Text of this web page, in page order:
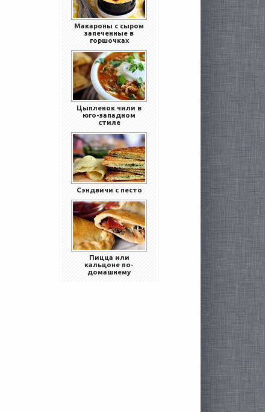
Макароны с сыром
запеченные в
горшочках
Цыпленок чили в
юго-западном
стиле
Сэндвичи с песто
Пицца или
кальцоне по-
домашнему